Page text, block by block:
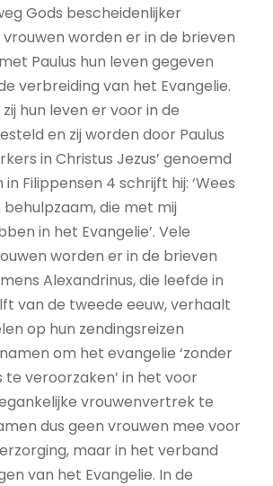
Gods bescheidenlijker
vrouwen worden er in de brieven
Paulus hun leven gegeven
verbreiding van het Evangelie.
hun leven er voor in de
en zij worden door Paulus
in Christus Jezus’ genoemd
in Filippensen 4 schrijft hij: ‘Wees
die met mij
in het Evangelie’. Vele
worden er in de brieven
Alexandrinus, die leefde in
van de tweede eeuw, verhaalt
op hun zendingsreizen
om het evangelie ‘zonder
veroorzaken’ in het voor
vrouwenvertrek te
dus geen vrouwen mee voor
maar in het verband
van het Evangelie. In de